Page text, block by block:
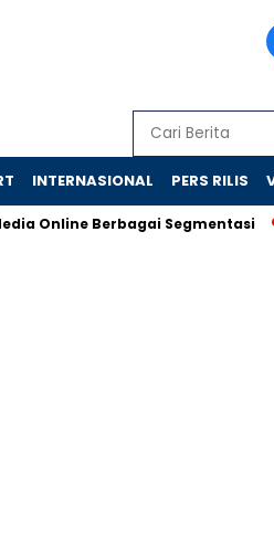
INTERNASIONAL PERS RILIS
Berbagai Segmentasi Jasa